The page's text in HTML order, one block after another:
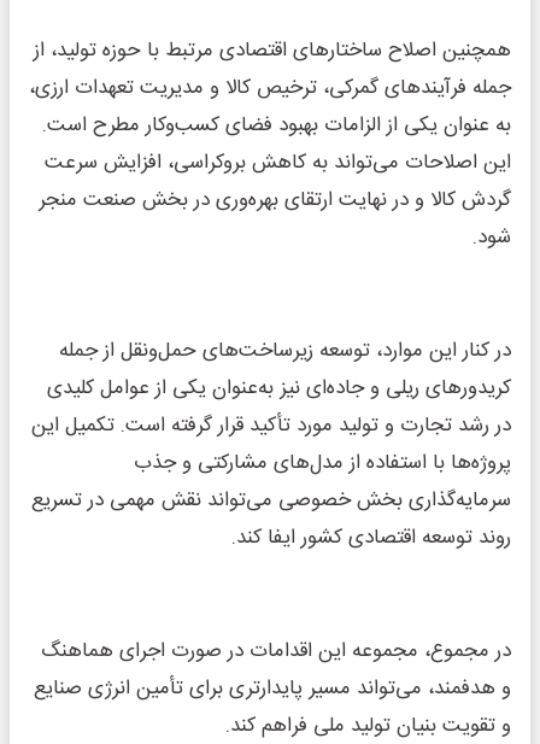
همچنین اصلاح ساختارهای اقتصادی مرتبط با حوزه تولید، از
جمله فرآیندهای گمرکی، ترخیص کالا و مدیریت تعهدات ارزی،
به عنوان یکی از الزامات بهبود فضای کسب‌وکار مطرح است.
این اصلاحات می‌تواند به کاهش بروکراسی، افزایش سرعت
گردش کالا و در نهایت ارتقای بهره‌وری در بخش صنعت منجر
شود.
در کنار این موارد، توسعه زیرساخت‌های حمل‌ونقل از جمله
کریدورهای ریلی و جاده‌ای نیز به‌عنوان یکی از عوامل کلیدی
در رشد تجارت و تولید مورد تأکید قرار گرفته است. تکمیل این
پروژه‌ها با استفاده از مدل‌های مشارکتی و جذب
سرمایه‌گذاری بخش خصوصی می‌تواند نقش مهمی در تسریع
روند توسعه اقتصادی کشور ایفا کند.
در مجموع، مجموعه این اقدامات در صورت اجرای هماهنگ
و هدفمند، می‌تواند مسیر پایدارتری برای تأمین انرژی صنایع
و تقویت بنیان تولید ملی فراهم کند.